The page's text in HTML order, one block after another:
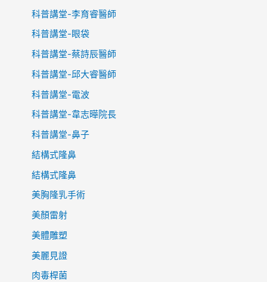
科普講堂-李育睿醫師
科普講堂-眼袋
科普講堂-蔡詩辰醫師
科普講堂-邱大睿醫師
科普講堂-電波
科普講堂-韋志曄院長
科普講堂-鼻子
結構式隆鼻
結構式隆鼻
美胸隆乳手術
美顏雷射
美體雕塑
美麗見證
肉毒桿菌